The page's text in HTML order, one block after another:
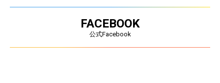
FACEBOOK
公式Facebook